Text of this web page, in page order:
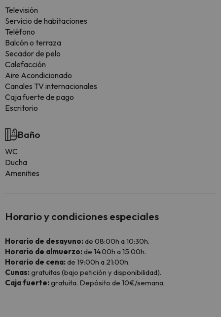
Televisión
Servicio de habitaciones
Teléfono
Balcón o terraza
Secador de pelo
Calefacción
Aire Acondicionado
Canales TV internacionales
Caja fuerte de pago
Escritorio
Baño
WC
Ducha
Amenities
Horario y condiciones especiales
Horario de desayuno:de 08:00h a 10:30h.
Horario de almuerzo:de 14.00h a 15:00h.
Horario de cena:de 19:00h a 21:00h.
Cunas:gratuitas (bajo petición y disponibilidad).
Caja fuerte:gratuita. Depósito de 10€/semana.